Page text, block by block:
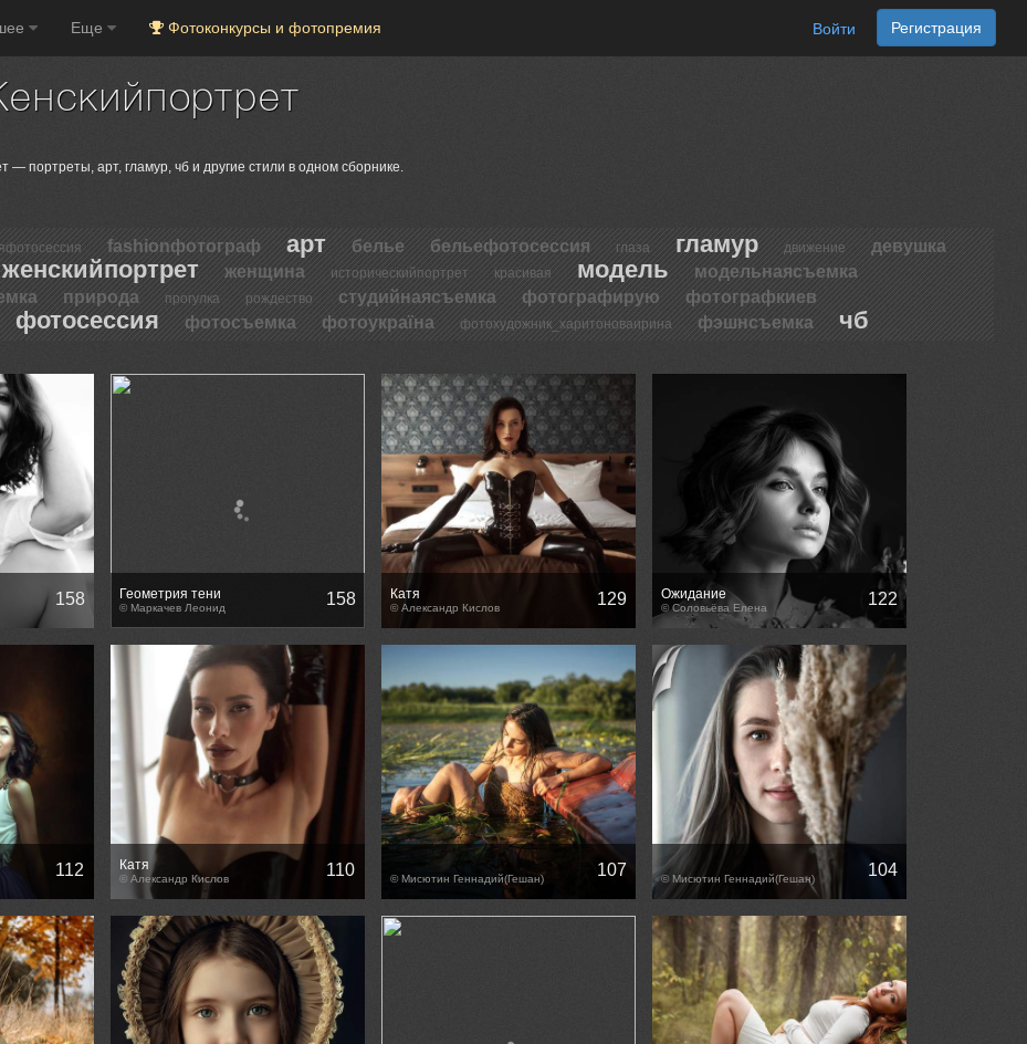
Еще Фотоконкурсы и фотопремия Войти Регистрация
портреты, арт, гламур, чб и другие стили в одном сборнике.
fashionфотограф арт белье бельефотосессия глаза гламур движение девушка
женскийпортрет женщина историческийпортрет красивая модель
модельнаясъемка
природа прогулка рождество студийнаясъемка фотографирую
фотографкиев
фотосессия фотосъемка фотоукраїна фотохудожник_харитоноваирина фэшнсъемка чб
158 Геометрия тени
© Маркачев Леонид 158 Катя
© Александр Кислов 129 Ожидание
© Соловьёва Елена 122
112 Катя
© Александр Кислов 110 © Мисютин Геннадий(Гешан) 107 © Мисютин Геннадий(Гешан) 104